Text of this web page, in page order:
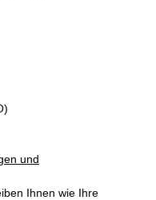
und
Ihnen wie Ihre